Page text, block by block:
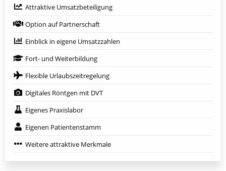
Attraktive Umsatzbeteiligung
Option auf Partnerschaft
Einblick in eigene Umsatzzahlen
Fort- und Weiterbildung
Flexible Urlaubszeitregelung
Digitales Röntgen mit DVT
Eigenes Praxislabor
Eigenen Patientenstamm
Weitere attraktive Merkmale